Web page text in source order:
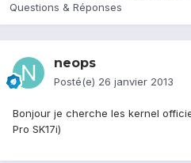
Questions & Réponses
neops
Posté(e) 26 janvier 2013
Bonjour je cherche les kernel
Pro SK17i)